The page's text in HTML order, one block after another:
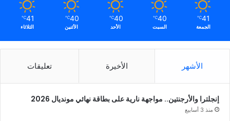
41
℃
الجمعة
40
℃
السبت
40
℃
الأحد
40
℃
الأثنين
41
℃
الثلاثاء
الأشهر الأخيرة تعليقات
إنجلترا والأرجنتين.. مواجهة نارية على بطاقة نهائي مونديال 2026
منذ 3 أسابيع